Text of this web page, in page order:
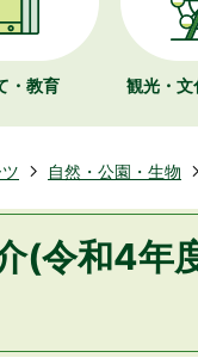
・教育 観光・文
自然・公園・生物
(令和4年